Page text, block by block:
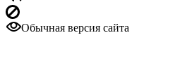
Обычная версия сайта